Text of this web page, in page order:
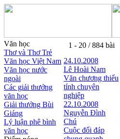
Văn học
Thơ và Thơ Trẻ
Văn học Việt Nam
Văn học nước
ngoài
Các giải thưởng
văn học
Giải thưởng Bùi
Giáng
Lý luận phê bình
văn học
1 - 20 / 884 bài
24.10.2008
Lê Hoài Nam
Văn chương thiếu
tính chuyên
nghiệp
22.10.2008
Nguyễn Đình
Chú
Cuộc đối đáp